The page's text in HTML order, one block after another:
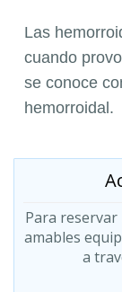
Las
cuando
se conoce
hemorroidal.
Para
amables
a